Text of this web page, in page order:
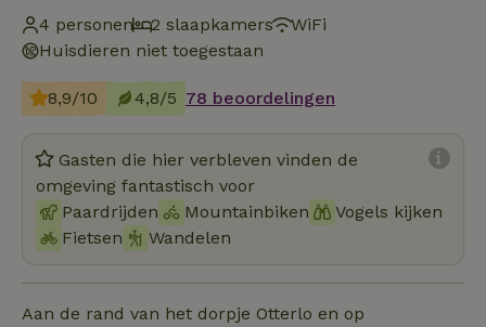
4 personen
2 slaapkamers
WiFi
Huisdieren niet toegestaan
8,9/10 4,8/5 78 beoordelingen
Gasten die hier verbleven vinden de
omgeving fantastisch voor
Paardrijden
Mountainbiken
Vogels kijken
Fietsen
Wandelen
Aan de rand van het dorpje Otterlo en op